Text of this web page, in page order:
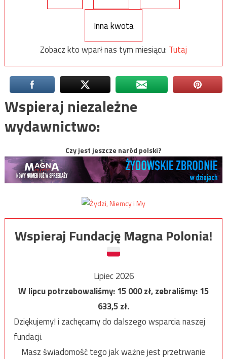
Inna kwota
Zobacz kto wparł nas tym miesiącu: Tutaj
Wspieraj niezależne
wydawnictwo:
Czy jest jeszcze naród polski?
Wspieraj Fundację Magna Polonia!
Lipiec 2026
W lipcu potrzebowaliśmy:15 000zł, zebraliśmy:15
633,5zł.
Dziękujemy! i zachęcamy do dalszego wsparcia naszej
fundacji.
Masz świadomość tego jak ważne jest przetrwanie